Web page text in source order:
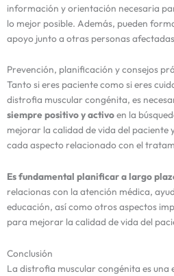
información y orientación necesaria
lo mejor posible. Además, pueden
apoyo junto a otras personas
Prevención, planificación y consejos
Tanto si eres paciente como si eres
distrofia muscular congénita, es
siempre positivo y activoen la
mejorar la calidad de vida del
cada aspecto relacionado con el
Es fundamental planificar a largo
relacionas con la atención médica,
educación, así como otros aspectos
para mejorar la calidad de vida del
Conclusión
La distrofia muscular congénita es